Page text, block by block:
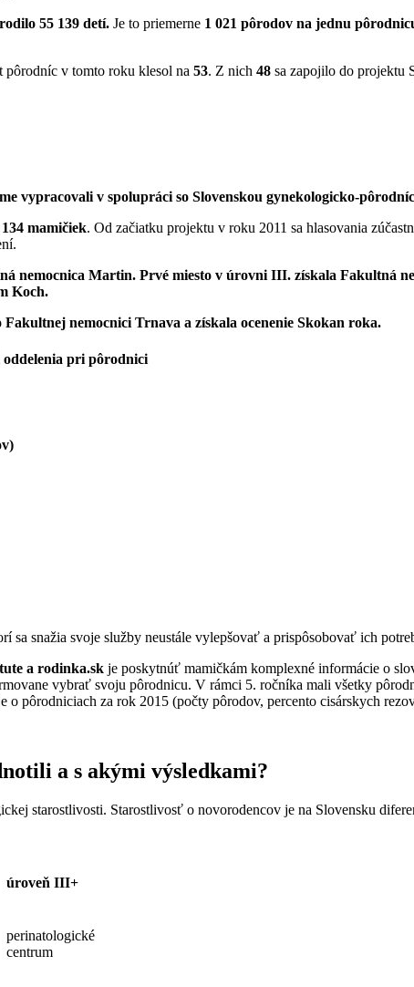
55 139 detí. Je to priemerne 1 021 pôrodov na jednu
pôrodníc v tomto roku klesol na 53. Z nich 48 sa zapojilo do projektu
vypracovali v spolupráci so Slovenskou gynekologicko-
mamičiek. Od začiatku projektu v roku 2011 sa hlasovania
nemocnica Martin. Prvé miesto v úrovni III. získala Fakultná
Koch.
nemocnici Trnava a získala ocenenie Skokan roka.
pri pôrodnici
snažia svoje služby neustále vylepšovať a prispôsobovať ich
a rodinka.sk je poskytnúť mamičkám komplexné informácie o
vybrať svoju pôrodnicu. V rámci 5. ročníka mali všetky
o pôrodniciach za rok 2015 (počty pôrodov, percento cisárskych
a s akými výsledkami?
starostlivosti. Starostlivosť o novorodencov je na Slovensku
úroveň III+
perinatologické
centrum